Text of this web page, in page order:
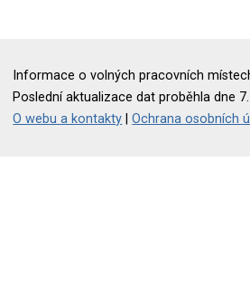
Informace o volných pracovních
Poslední aktualizace dat proběhla dne
O webu a kontakty |Ochrana osobních